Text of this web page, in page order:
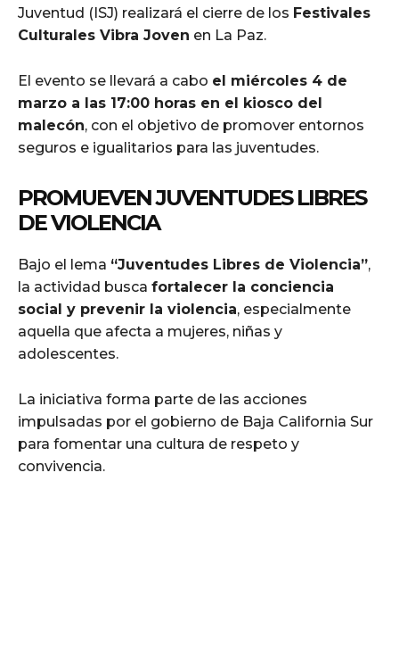
Juventud (ISJ) realizará el cierre de los Festivales
Culturales Vibra Joven en La Paz.
El evento se llevará a cabo el miércoles 4 de
marzo a las 17:00 horas en el kiosco del
malecón, con el objetivo de promover entornos
seguros e igualitarios para las juventudes.
PROMUEVEN JUVENTUDES LIBRES
DE VIOLENCIA
Bajo el lema “Juventudes Libres de Violencia”,
la actividad busca fortalecer la conciencia
social y prevenir la violencia, especialmente
aquella que afecta a mujeres, niñas y
adolescentes.
La iniciativa forma parte de las acciones
impulsadas por el gobierno de Baja California Sur
para fomentar una cultura de respeto y
convivencia.